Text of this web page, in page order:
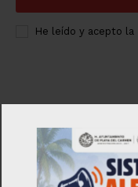
He leído y acepto la